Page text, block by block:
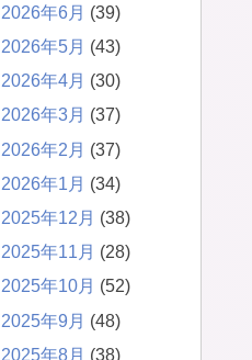
2026年6月 (39)
2026年5月 (43)
2026年4月 (30)
2026年3月 (37)
2026年2月 (37)
2026年1月 (34)
2025年12月 (38)
2025年11月 (28)
2025年10月 (52)
2025年9月 (48)
2025年8月 (38)